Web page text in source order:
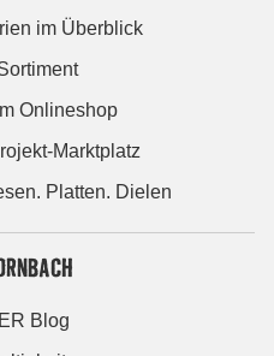
im Überblick
Onlineshop
Marktplatz
Platten. Dielen
Blog